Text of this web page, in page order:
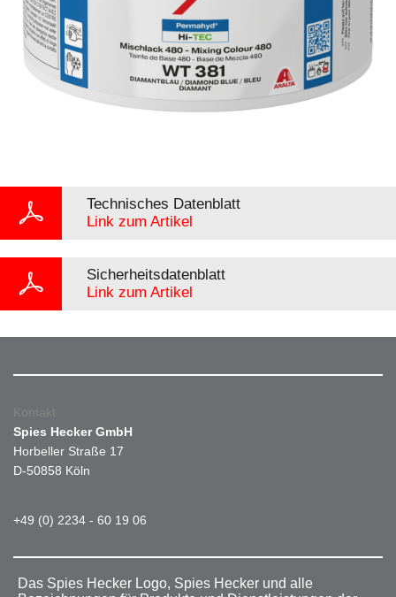
Technisches Datenblatt
Link zum Artikel
Sicherheitsdatenblatt
Link zum Artikel
Kontakt
Spies Hecker GmbH
Horbeller Straße 17
D-50858 Köln
+49 (0) 2234 - 60 19 06
Das Spies Hecker Logo, Spies Hecker und alle